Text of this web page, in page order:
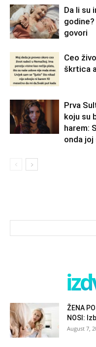
Da li su
govori
Ceo
škrtica
Prva
koju su
harem:
onda joj
ŽENA
NOSI:
August 7,